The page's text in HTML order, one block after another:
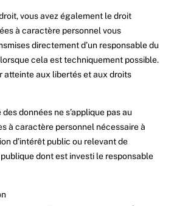
vous avez également le droit
à caractère personnel vous
directement d’un responsable du
cela est techniquement possible.
atteinte aux libertés et aux droits
données ne s’applique pas au
à caractère personnel nécessaire à
d’intérêt public ou relevant de
publique dont est investi le responsable